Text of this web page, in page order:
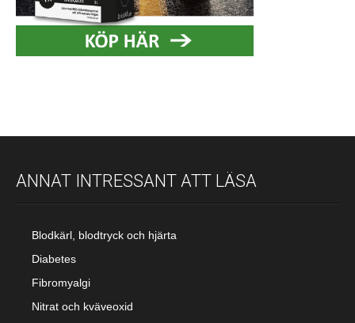
ANNAT INTRESSANT ATT LÄSA
Blodkärl, blodtryck och hjärta
Diabetes
Fibromyalgi
Nitrat och kväveoxid